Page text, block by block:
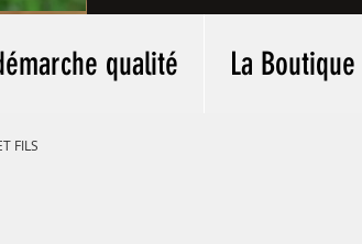
FILS
qualité La Boutique